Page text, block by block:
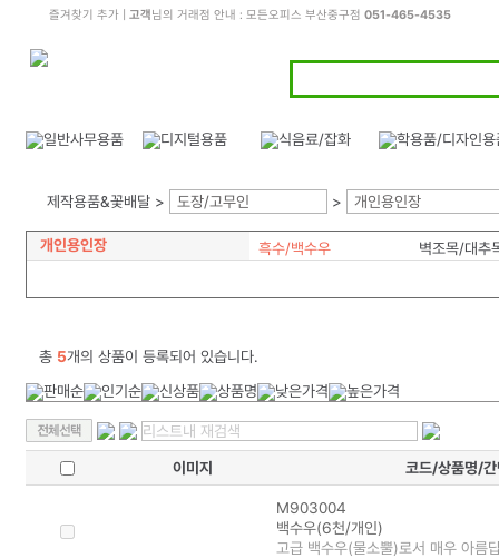
즐겨찾기 추가| 고객님의 거래점 안내 : 모든오피스 부산중구점 051-465-4535
제작용품&꽃배달 > 도장/고무인 > 개인용인장
개인용인장 흑수/백수우 벽조목/대추
총 5개의 상품이 등록되어 있습니다.
이미지 코드/상품명/간
M903004
백수우(6천/개인)
고급 백수우(물소뿔)로서 매우 아름